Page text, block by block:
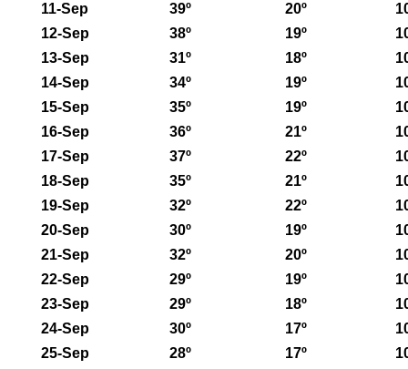
11-Sep
39º 20º
12-Sep
38º 19º
13-Sep
31º 18º
14-Sep
34º 19º
15-Sep
35º 19º
16-Sep
36º 21º
17-Sep
37º 22º
18-Sep
35º 21º
19-Sep
32º 22º
20-Sep
30º 19º
21-Sep
32º 20º
22-Sep
29º 19º
23-Sep
29º 18º
24-Sep
30º 17º
25-Sep
28º 17º